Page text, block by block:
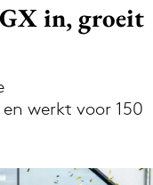
Adformatie
in, groeit
werkt voor 150